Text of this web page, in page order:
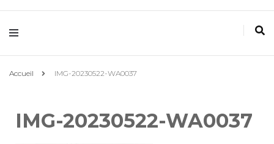
Villemomble
Gymnastique
Accueil IMG-20230522-WA0037
IMG-20230522-WA0037